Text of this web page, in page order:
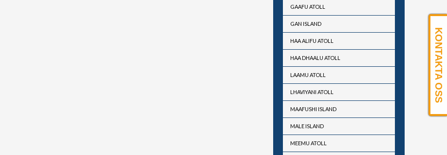
GAAFU ATOLL
GAN ISLAND
HAA ALIFU ATOLL
HAA DHAALU ATOLL
LAAMU ATOLL
LHAVIYANI ATOLL
MAAFUSHI ISLAND
MALE ISLAND
MEEMU ATOLL
KONTAKTA OSS